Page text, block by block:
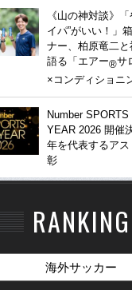
《山の神対談》
イパ”がいい！」
ナー、柏原竜二
語る「エアー®サ
×コンディショニ
Number SPORTS
YEAR 2026 開催
年を代表するア
彰
RANKING
海外サッカー